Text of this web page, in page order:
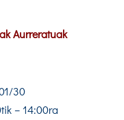
Aurreratuak
30
– 14:00ra